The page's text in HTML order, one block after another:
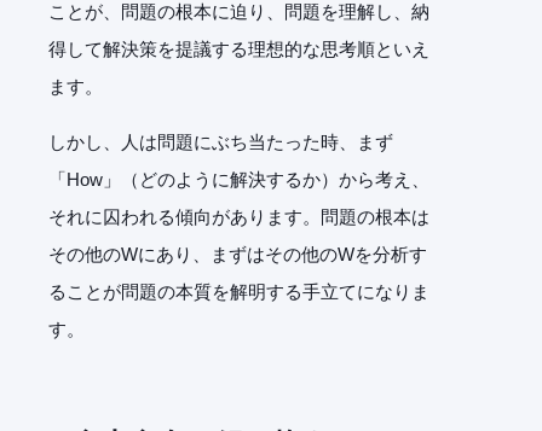
ことが、問題の根本に迫り、問題を理解し、納
得して解決策を提議する理想的な思考順といえ
ます。
しかし、人は問題にぶち当たった時、まず
「How」（どのように解決するか）から考え、
それに囚われる傾向があります。問題の根本は
その他のWにあり、まずはその他のWを分析す
ることが問題の本質を解明する手立てになりま
す。